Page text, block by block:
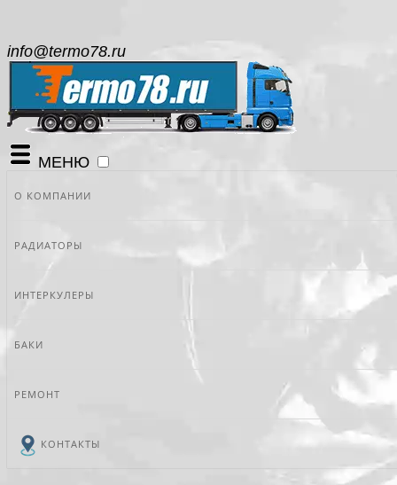
info@termo78.ru
МЕНЮ
О КОМПАНИИ
РАДИАТОРЫ
ИНТЕРКУЛЕРЫ
БАКИ
РЕМОНТ
КОНТАКТЫ